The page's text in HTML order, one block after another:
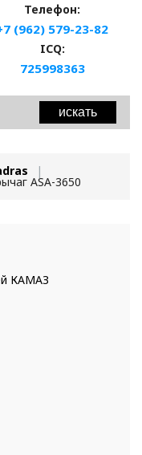
Телефон:
(962) 579-23-82
ICQ:
725998363
искать
ASA-3650
КАМАЗ